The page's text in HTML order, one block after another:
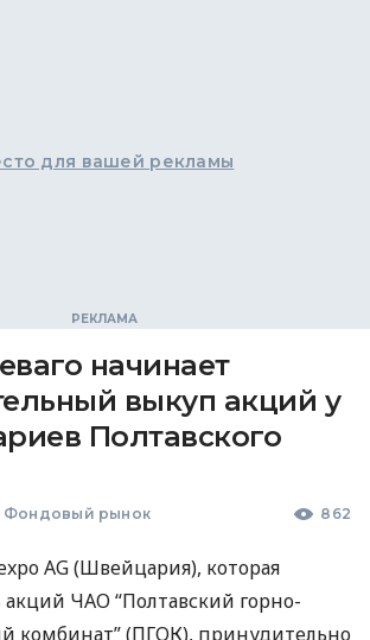
для вашей рекламы
начинает
выкуп акций у
Полтавского
Фондовый рынок 862
AG (Швейцария), которая
акций ЧАО “Полтавский горно-
комбинат” (ПГОК), принудительно